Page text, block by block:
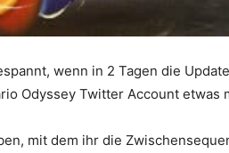
wenn in 2 Tagen die
Odyssey Twitter Account etwas
mit dem ihr die